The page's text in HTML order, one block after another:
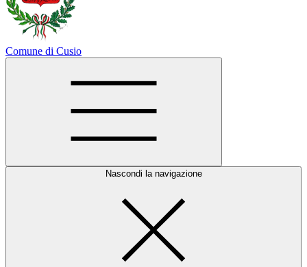
Comune di Cusio
Nascondi la navigazione